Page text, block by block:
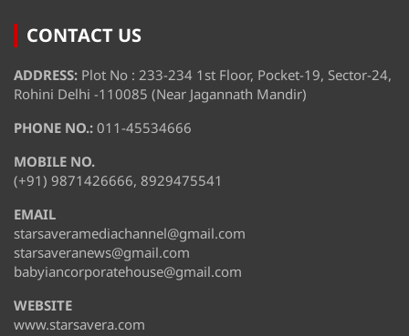
CONTACT US
ADDRESS: Plot No : 233-234 1st Floor, Pocket-19, Sector-24,
Rohini Delhi -110085 (Near Jagannath Mandir)
PHONE NO.: 011-45534666
MOBILE NO.
(+91) 9871426666, 8929475541
EMAIL
starsaveramediachannel@gmail.com
starsaveranews@gmail.com
babyiancorporatehouse@gmail.com
WEBSITE
www.starsavera.com